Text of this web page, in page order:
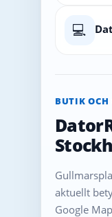
💻
BUTIK OCH
aktuellt
Google